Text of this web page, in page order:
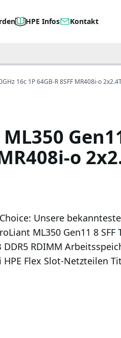
HPE Infos Kontakt
16c 1P 64GB-R 8SFF MR408i-o
o
Unsere
ML350 Gen11 8
DDR5 RDIMM
HPE Flex Slot-Netzteilen